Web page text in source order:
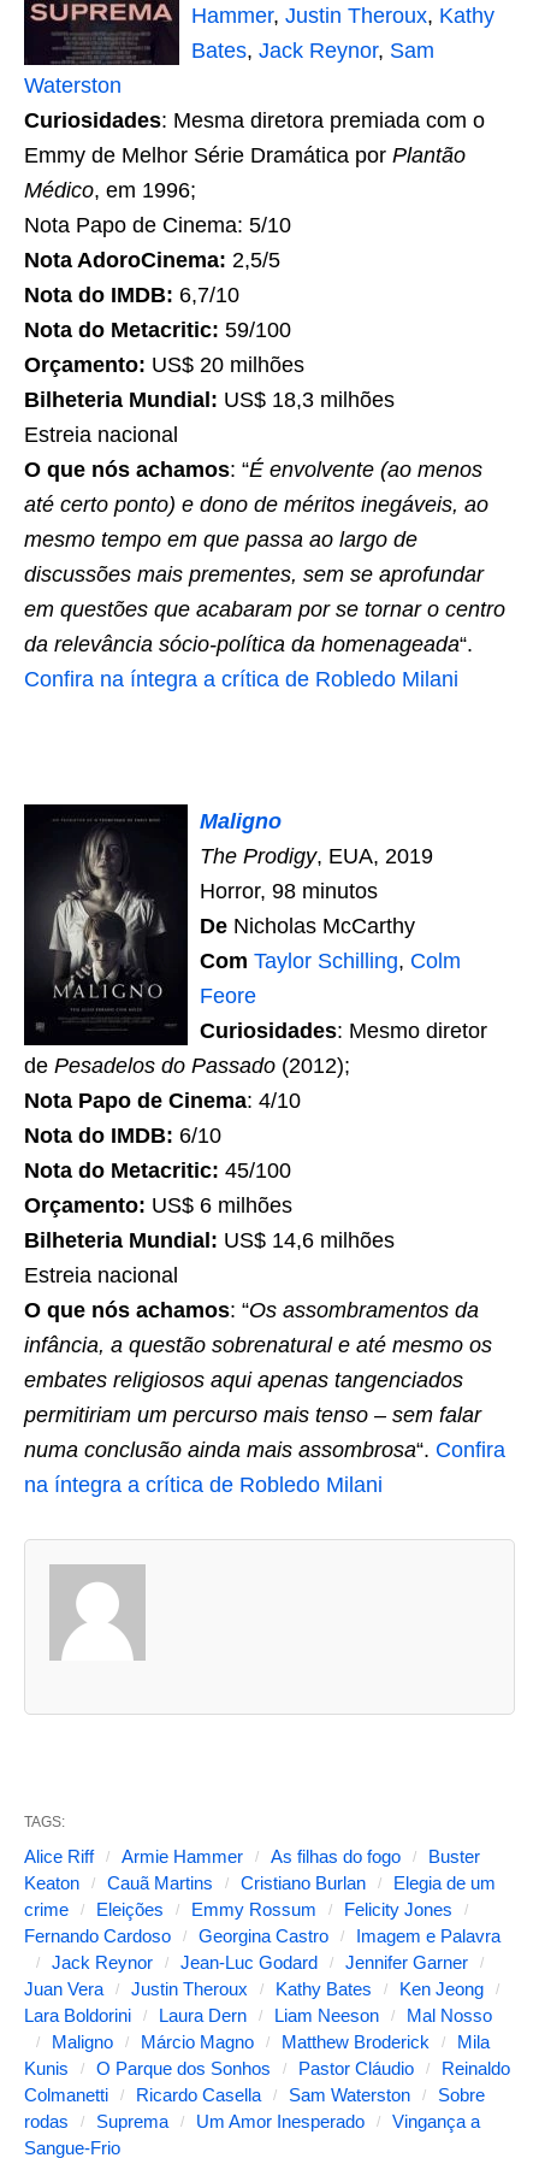
Hammer, Justin Theroux, Kathy
Bates, Jack Reynor, Sam
Waterston
Curiosidades: Mesma diretora premiada com o
Emmy de Melhor Série Dramática por Plantão
Médico, em 1996;
Nota Papo de Cinema: 5/10
Nota AdoroCinema: 2,5/5
Nota do IMDB: 6,7/10
Nota do Metacritic: 59/100
Orçamento: US$ 20 milhões
Bilheteria Mundial: US$ 18,3 milhões
Estreia nacional
O que nós achamos: “É envolvente (ao menos
até certo ponto) e dono de méritos inegáveis, ao
mesmo tempo em que passa ao largo de
discussões mais prementes, sem se aprofundar
em questões que acabaram por se tornar o centro
da relevância sócio-política da homenageada“.
Confira na íntegra a crítica de Robledo Milani
Maligno
The Prodigy, EUA, 2019
Horror, 98 minutos
De Nicholas McCarthy
Com Taylor Schilling, Colm
Feore
Curiosidades: Mesmo diretor
de Pesadelos do Passado (2012);
Nota Papo de Cinema: 4/10
Nota do IMDB: 6/10
Nota do Metacritic: 45/100
Orçamento: US$ 6 milhões
Bilheteria Mundial: US$ 14,6 milhões
Estreia nacional
O que nós achamos: “Os assombramentos da
infância, a questão sobrenatural e até mesmo os
embates religiosos aqui apenas tangenciados
permitiriam um percurso mais tenso – sem falar
numa conclusão ainda mais assombrosa“. Confira
na íntegra a crítica de Robledo Milani
a
s
s
g
u
i
n
t
TAGS:
Alice Riff Armie Hammer As filhas do fogo
Buster
Keaton
Cauã Martins Cristiano Burlan
Elegia de um
crime
Eleições Emmy Rossum
Felicity Jones
Fernando Cardoso
Georgina Castro
Imagem e Palavra
Jack Reynor
Jean-Luc Godard
Jennifer Garner
Juan Vera
Justin Theroux Kathy Bates
Ken Jeong
Lara Boldorini
Laura Dern Liam Neeson
Mal Nosso
Maligno
Márcio Magno Matthew Broderick
Mila
Kunis
O Parque dos Sonhos Pastor Cláudio
Reinaldo
Colmanetti
Ricardo Casella Sam Waterston
Sobre
rodas
Suprema Um Amor Inesperado
Vingança a
Sangue-Frio